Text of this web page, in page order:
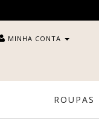
MINHA CONTA
ROUPAS